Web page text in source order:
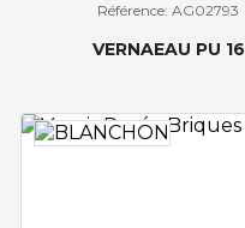
Référence: AG02793
VERNAEAU PU 16